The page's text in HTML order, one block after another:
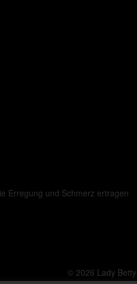
Erregung und Schmerz ertragen
© 2026 Lady Betty